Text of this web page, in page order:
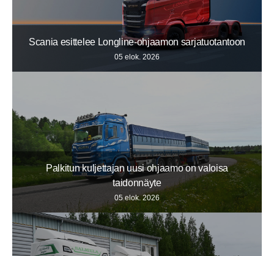
Scania esittelee Longline-ohjaamon sarjatuotantoon
05 elok. 2026
Palkitun kuljettajan uusi ohjaamo on valoisa
taidonnäyte
05 elok. 2026